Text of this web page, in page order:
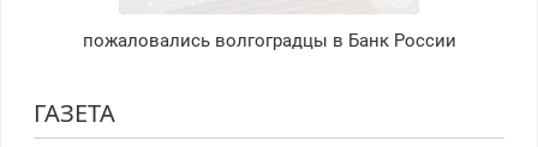
пожаловались волгоградцы в Банк России
ГАЗЕТА